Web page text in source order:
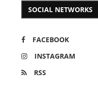
SOCIAL NETWORKS
FACEBOOK
INSTAGRAM
RSS